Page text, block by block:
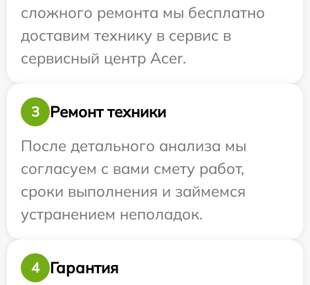
сложного ремонта мы бесплатно
доставим технику в сервис в
сервисный центр Acer.
3
Ремонт техники
После детального анализа мы
согласуем с вами смету работ,
сроки выполнения и займемся
устранением неполадок.
4 Гарантия